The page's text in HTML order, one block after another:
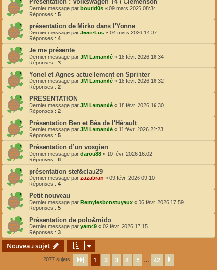
Présentation : Volkswagen T4 / Clemenson
Dernier message par boutid0s « 09 mars 2026 08:34
Réponses : 5
présentation de Mirko dans l'Yonne
Dernier message par Jean-Luc « 04 mars 2026 14:37
Réponses : 4
Je me présente
Dernier message par JM Lamandé « 18 févr. 2026 16:34
Réponses : 3
Yonel et Agnes actuellement en Sprinter
Dernier message par JM Lamandé « 18 févr. 2026 16:32
Réponses : 2
PRESENTATION
Dernier message par JM Lamandé « 18 févr. 2026 16:30
Réponses : 2
Présentation Ben et Béa de l'Hérault
Dernier message par JM Lamandé « 11 févr. 2026 22:23
Réponses : 5
Présentation d’un vosgien
Dernier message par darou88 « 10 févr. 2026 16:02
Réponses : 8
présentation stef&clau29
Dernier message par zazabran « 09 févr. 2026 09:10
Réponses : 4
Petit nouveau
Dernier message par Remylesbonstuyaux « 06 févr. 2026 17:59
Réponses : 5
Présentation de polo&mido
Dernier message par yam49 « 02 févr. 2026 17:15
Réponses : 3
Nouveau sujet
2077 sujets Page 1sur42
1 2 3 4 5 42